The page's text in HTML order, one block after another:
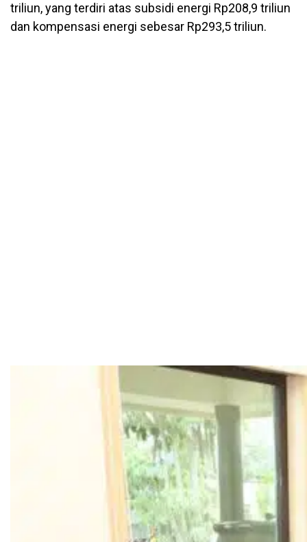
triliun, yang terdiri atas subsidi energi Rp208,9 triliun
dan kompensasi energi sebesar Rp293,5 triliun.